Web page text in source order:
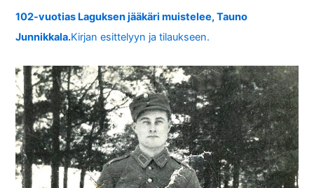
102-vuotias Laguksen jääkäri muistelee, Tauno
Junnikkala.Kirjan esittelyyn ja tilaukseen.